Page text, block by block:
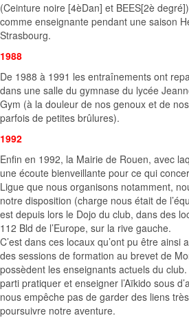
(Ceinture noire [4èDan] et BEES[2è
comme enseignante pendant une saison
Strasbourg.
1988
De 1988 à 1991 les entraînements ont
dans une salle du gymnase du lycée
Gym (à la douleur de nos genoux et de
parfois de petites brûlures).
1992
Enfin en 1992, la Mairie de Rouen, avec
une écoute bienveillante pour ce qui
Ligue que nous organisons notamment,
notre disposition (charge nous était de
est depuis lors le Dojo du club, dans des
112 Bld de l’Europe, sur la rive gauche.
C’est dans ces locaux qu’ont pu être ainsi
des sessions de formation au brevet de
possèdent les enseignants actuels du
parti pratiquer et enseigner l’Aïkido sous
nous empêche pas de garder des liens
poursuivre notre aventure.